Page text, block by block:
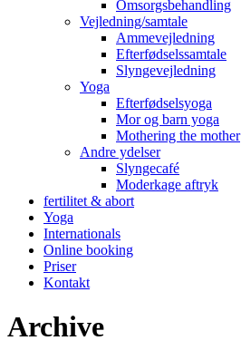
Omsorgsbehandling
Vejledning/samtale
Ammevejledning
Efterfødselssamtale
Slyngevejledning
Yoga
Efterfødselsyoga
Mor og barn yoga
Mothering the mother
Andre ydelser
Slyngecafé
Moderkage aftryk
fertilitet & abort
Yoga
Internationals
Online booking
Priser
Kontakt
Archive